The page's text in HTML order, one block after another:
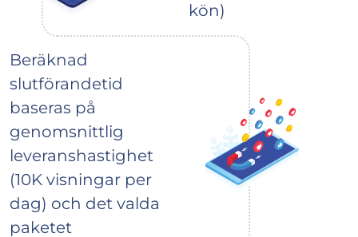
kön)
Beräknad
slutförandetid
baseras på
genomsnittlig
leveranshastighet
(10K visningar per
dag) och det valda
paketet